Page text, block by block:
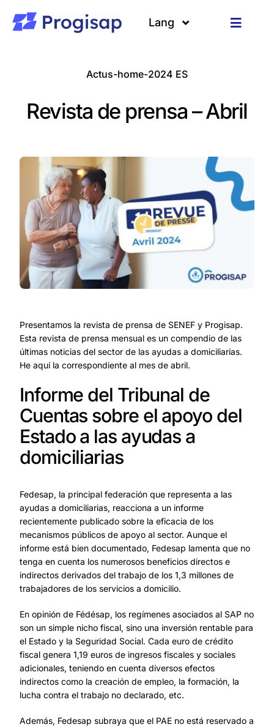
contenu
Toggle
Ressources
Lang
Actus-home-2024 ES
Revista de prensa – Abril
Presentamos la revista de prensa de SENEF y Progisap.
Esta revista de prensa mensual es un compendio de las
últimas noticias del sector de las ayudas a domiciliarias.
He aquí la correspondiente al mes de abril.
Informe del Tribunal de
Cuentas sobre el apoyo del
Estado a las ayudas a
domiciliarias
Fedesap, la principal federación que representa a las
ayudas a domiciliarias, reacciona a un informe
recientemente publicado sobre la eficacia de los
mecanismos públicos de apoyo al sector. Aunque el
informe está bien documentado, Fedesap lamenta que no
tenga en cuenta los numerosos beneficios directos e
indirectos derivados del trabajo de los 1,3 millones de
trabajadores de los servicios a domicilio.
En opinión de Fédésap, los regímenes asociados al SAP no
son un simple nicho fiscal, sino una inversión rentable para
el Estado y la Seguridad Social. Cada euro de crédito
fiscal genera 1,19 euros de ingresos fiscales y sociales
adicionales, teniendo en cuenta diversos efectos
indirectos como la creación de empleo, la formación, la
lucha contra el trabajo no declarado, etc.
Además, Fedesap subraya que el PAE no está reservado a